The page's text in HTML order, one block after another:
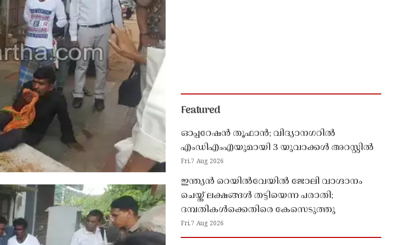
Featured
ഓപ്പറേഷൻ തൂഫാൻ; വിദ്യാനഗറിൽ
എംഡിഎംഎയുമായി 3 യുവാക്കൾ അറസ്റ്റിൽ
Fri,7 Aug 2026
ഇന്ത്യൻ റെയിൽവേയിൽ ജോലി വാഗ്ദാനം
ചെയ്ത് ലക്ഷങ്ങൾ തട്ടിയെന്ന പരാതി;
ദമ്പതികൾക്കെതിരെ കേസെടുത്തു
Fri,7 Aug 2026